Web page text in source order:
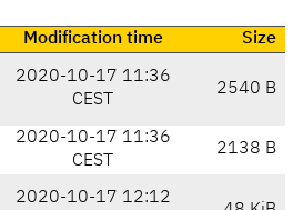
Modification time
Size
2020-10-17 11:36
CEST
2540 B
2020-10-17 11:36
CEST
2138 B
2020-10-17 12:12